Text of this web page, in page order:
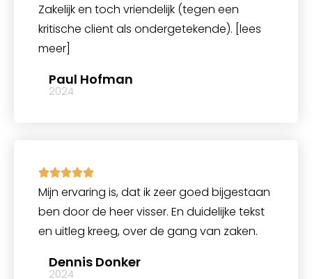
Zakelijk en toch vriendelijk (tegen een
kritische client als ondergetekende). [lees
meer]
Paul Hofman
2024
Mijn ervaring is, dat ik zeer goed bijgestaan
ben door de heer visser. En duidelijke tekst
en uitleg kreeg, over de gang van zaken.
Dennis Donker
2024